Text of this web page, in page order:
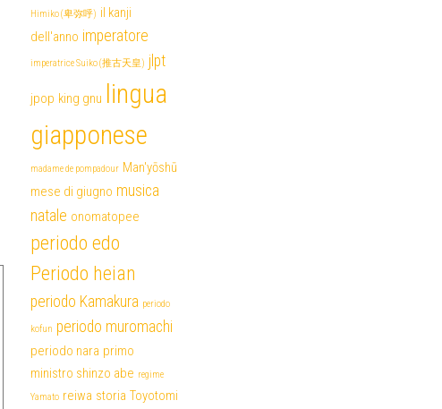
Himiko (卑弥呼) il kanji
dell'anno imperatore
imperatrice Suiko (推古天皇) jlpt
jpop king gnu
lingua
giapponese
madame de pompadour Man'yōshū
mese di giugno musica
natale onomatopee
periodo edo
Periodo heian
periodo Kamakura periodo
kofun periodo muromachi
periodo nara primo
ministro shinzo abe regime
Yamato reiwa storia Toyotomi